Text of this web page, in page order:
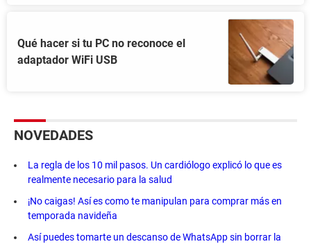
Qué hacer si tu PC no reconoce el
adaptador WiFi USB
NOVEDADES
La regla de los 10 mil pasos. Un cardiólogo explicó lo que es
realmente necesario para la salud
¡No caigas! Así es como te manipulan para comprar más en
temporada navideña
Así puedes tomarte un descanso de WhatsApp sin borrar la